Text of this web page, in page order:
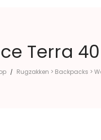
Terra
/ Rugzakken > Backpacks >